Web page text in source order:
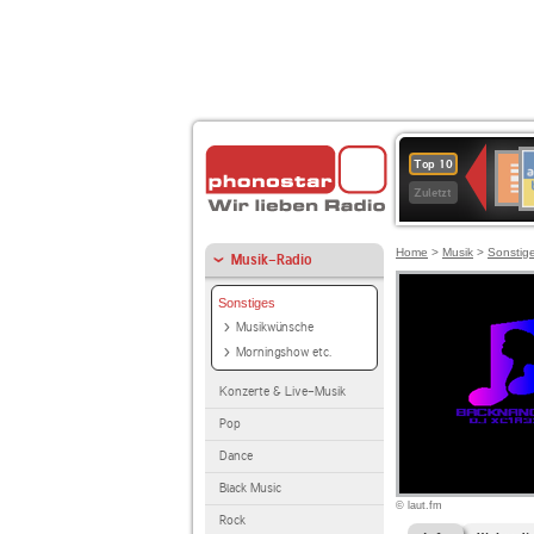
Top 10
Zuletzt
Kultur
Musik-Radio
Sonstiges
Musikwünsche
Morningshow etc.
Konzerte & Live-Musik
Pop
Dance
Black Music
Rock
Home > Musik >
© laut.fm